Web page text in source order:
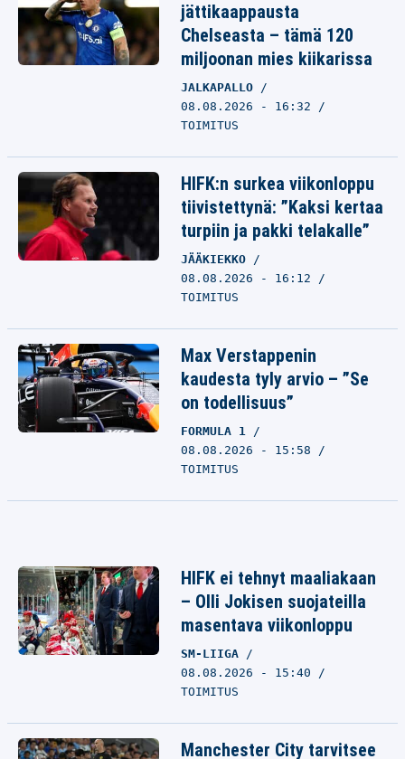
jättikaappausta
Chelseasta – tämä 120
miljoonan mies kiikarissa
JALKAPALLO
08.08.2026 - 16:32
TOIMITUS
HIFK:n surkea viikonloppu
tiivistettynä: ”Kaksi kertaa
turpiin ja pakki telakalle”
JÄÄKIEKKO
08.08.2026 - 16:12
TOIMITUS
Max Verstappenin
kaudesta tyly arvio – ”Se
on todellisuus”
FORMULA 1
08.08.2026 - 15:58
TOIMITUS
HIFK ei tehnyt maaliakaan
– Olli Jokisen suojateilla
masentava viikonloppu
SM-LIIGA
08.08.2026 - 15:40
TOIMITUS
Manchester City tarvitsee